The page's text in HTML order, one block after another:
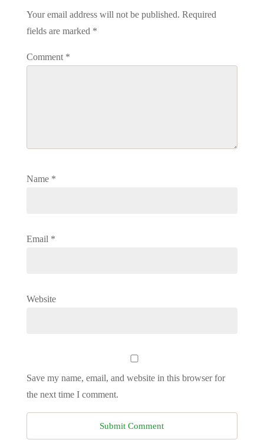
Your email address will not be published. Required
fields are marked *
Comment *
Name *
Email *
Website
Save my name, email, and website in this browser for
the next time I comment.